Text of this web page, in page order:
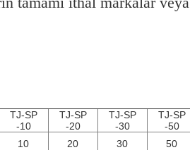
TJ-SP
-10
TJ-SP
-20
TJ-SP
-30
TJ-SP
-50
10
20 30 50